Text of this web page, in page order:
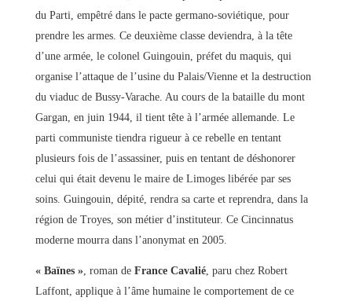
du Parti, empêtré dans le pacte germano-soviétique, pour
prendre les armes. Ce deuxième classe deviendra, à la tête
d’une armée, le colonel Guingouin, préfet du maquis, qui
organise l’attaque de l’usine du Palais/Vienne et la destruction
du viaduc de Bussy-Varache. Au cours de la bataille du mont
Gargan, en juin 1944, il tient tête à l’armée allemande. Le
parti communiste tiendra rigueur à ce rebelle en tentant
plusieurs fois de l’assassiner, puis en tentant de déshonorer
celui qui était devenu le maire de Limoges libérée par ses
soins. Guingouin, dépité, rendra sa carte et reprendra, dans la
région de Troyes, son métier d’instituteur. Ce Cincinnatus
moderne mourra dans l’anonymat en 2005.
« Baïnes », roman de France Cavalié, paru chez Robert
Laffont, applique à l’âme humaine le comportement de ce